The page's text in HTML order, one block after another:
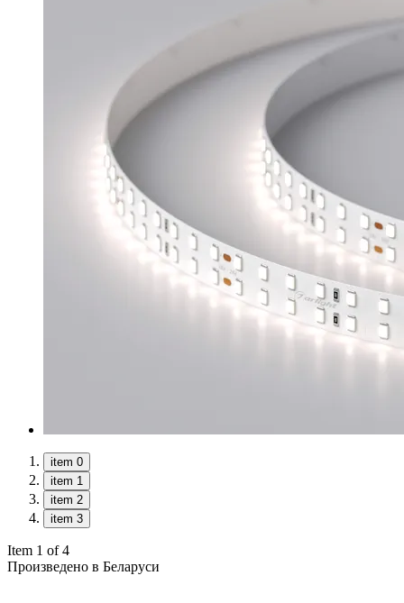
item 0
item 1
item 2
item 3
Item 1 of 4
Произведено в Беларуси